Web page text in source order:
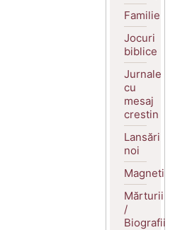
Familie
Jocuri
biblice
Jurnale
cu
mesaj
crestin
Lansări
noi
Magneti
Mărturii
/
Biografii